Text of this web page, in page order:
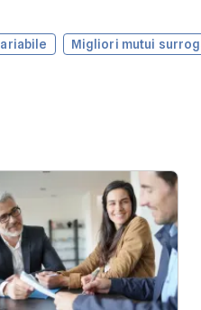
Migliori mutui